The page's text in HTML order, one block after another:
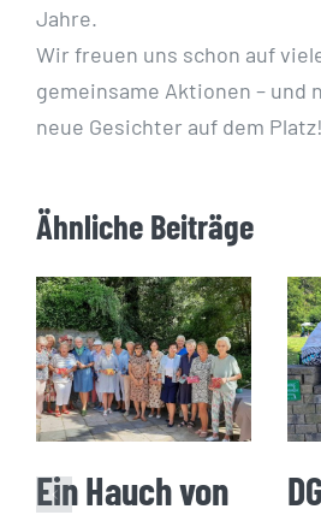
Jahre.
Wir freuen uns schon auf
gemeinsame Aktionen – und
neue Gesichter auf dem Platz!
Ähnliche Beiträge
Ein Hauch von